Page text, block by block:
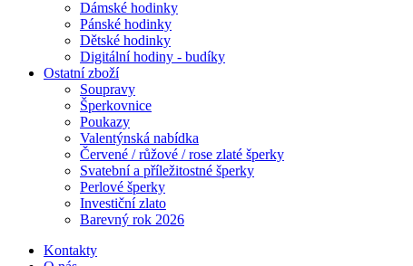
Dámské hodinky
Pánské hodinky
Dětské hodinky
Digitální hodiny - budíky
Ostatní zboží
Soupravy
Šperkovnice
Poukazy
Valentýnská nabídka
Červené / růžové / rose zlaté šperky
Svatební a příležitostné šperky
Perlové šperky
Investiční zlato
Barevný rok 2026
Kontakty